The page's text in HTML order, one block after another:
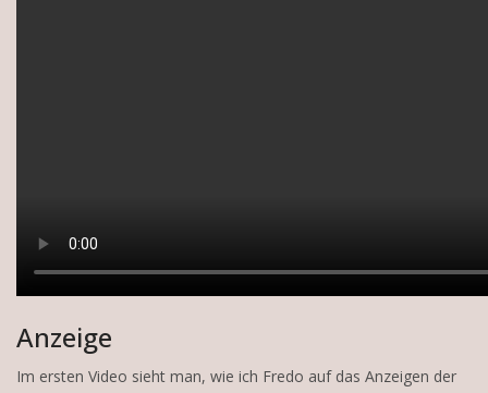
Anzeige
Im ersten Video sieht man, wie ich Fredo auf das Anzeigen der